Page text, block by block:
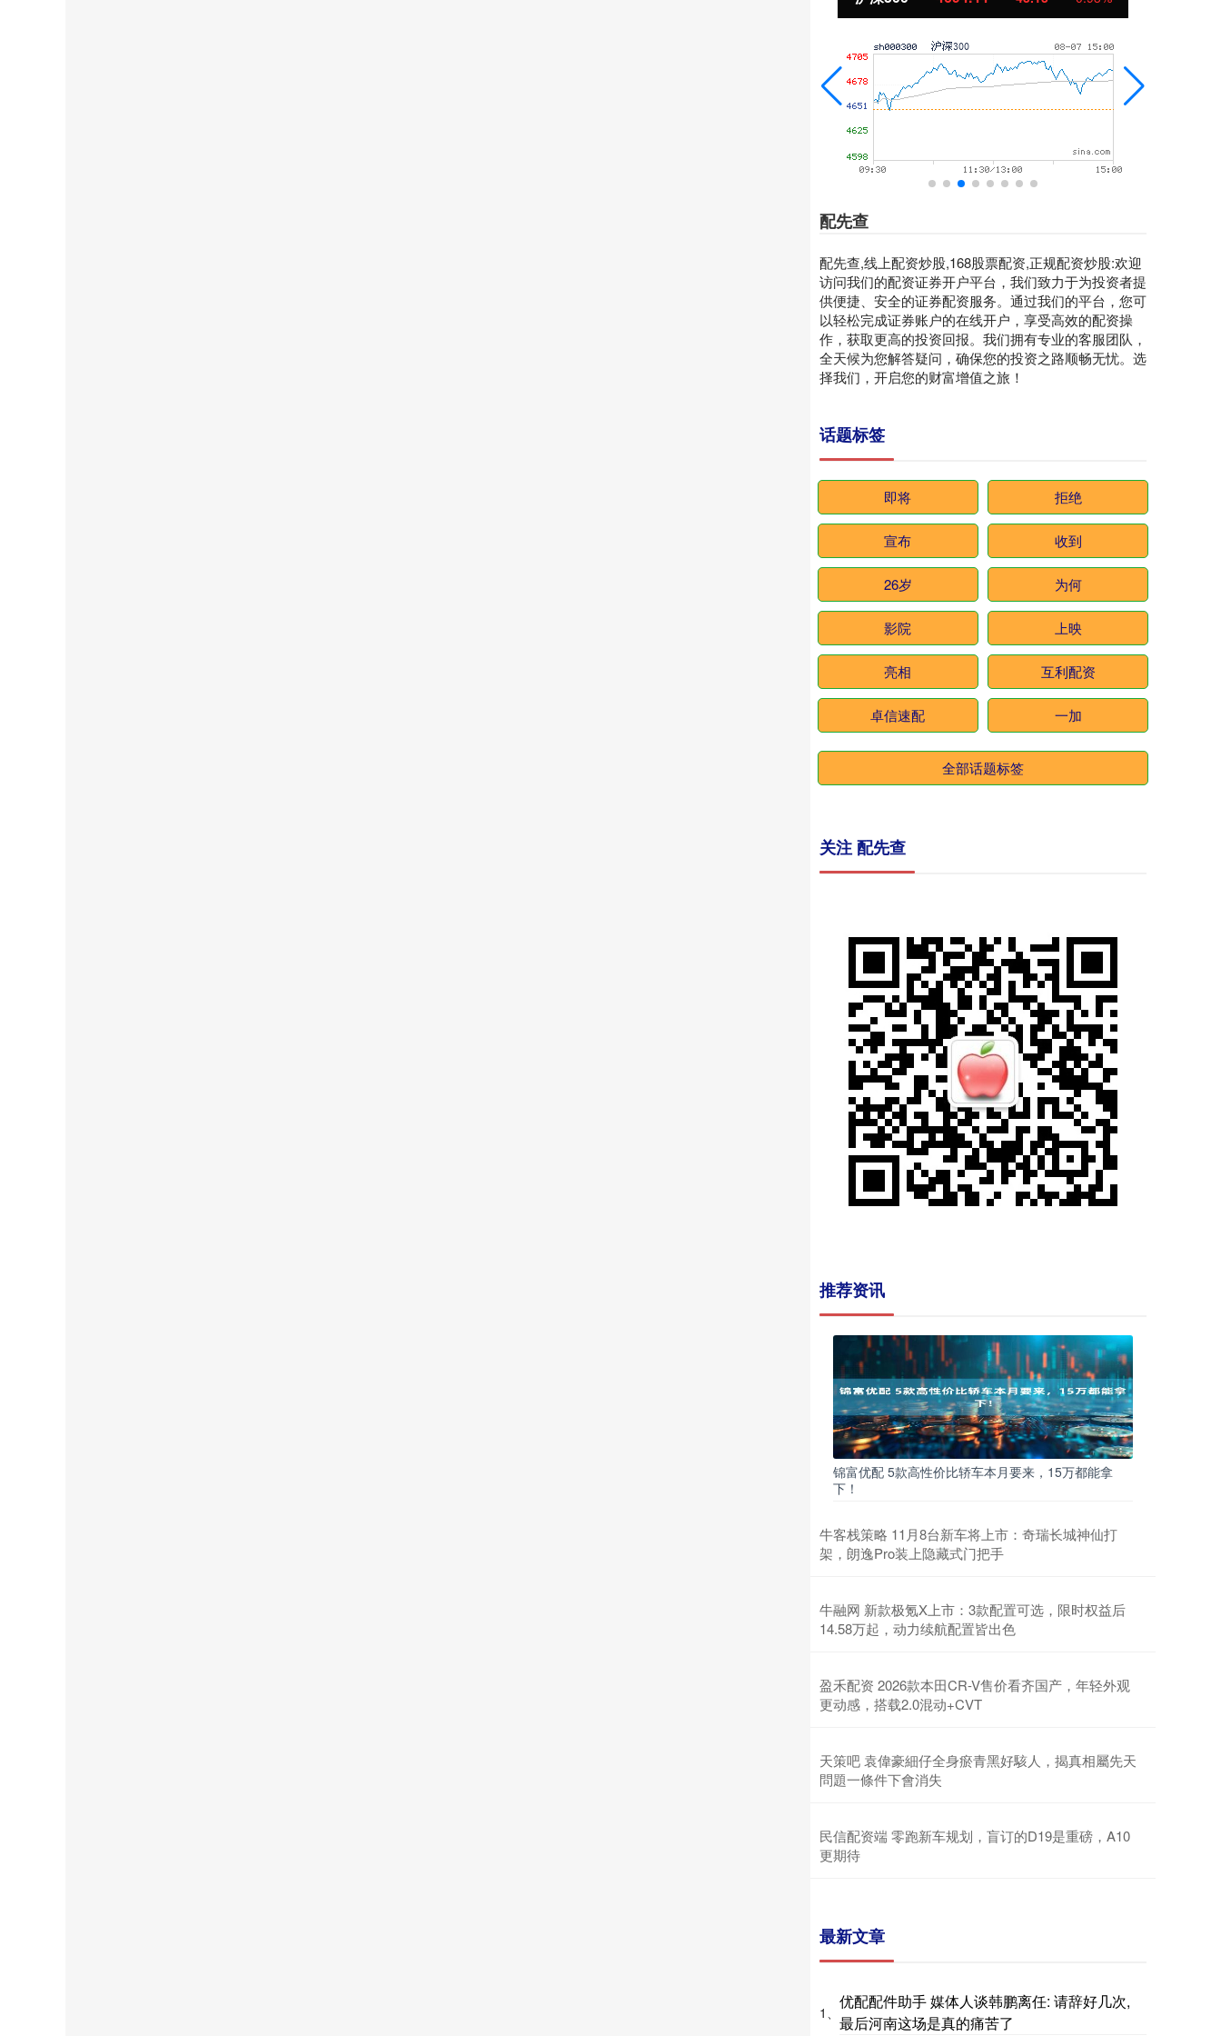
配先查
配先查,线上配资炒股,168股票配资,正规配资炒股:欢迎
访问我们的配资证券开户平台，我们致力于为投资者提
供便捷、安全的证券配资服务。通过我们的平台，您可
以轻松完成证券账户的在线开户，享受高效的配资操
作，获取更高的投资回报。我们拥有专业的客服团队，
全天候为您解答疑问，确保您的投资之路顺畅无忧。选
择我们，开启您的财富增值之旅！
话题标签
即将 拒绝
宣布 收到
26岁 为何
影院 上映
亮相 互利配资
卓信速配 一加
全部话题标签
关注 配先查
推荐资讯
锦富优配 5款高性价比轿车本月要来，15万都能拿
下！
牛客栈策略 11月8台新车将上市：奇瑞长城神仙打
架，朗逸Pro装上隐藏式门把手
牛融网 新款极氪X上市：3款配置可选，限时权益后
14.58万起，动力续航配置皆出色
盈禾配资 2026款本田CR-V售价看齐国产，年轻外观
更动感，搭载2.0混动+CVT
天策吧 袁偉豪細仔全身瘀青黑好駭人，揭真相屬先天
問題一條件下會消失
民信配资端 零跑新车规划，盲订的D19是重磅，A10
更期待
最新文章
1、
优配配件助手 媒体人谈韩鹏离任: 请辞好几次,
最后河南这场是真的痛苦了